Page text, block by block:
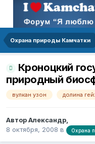
Охрана природы Камчатки
Кроноцкий
природный
вулкан узон долина
Автор Александр,
8 октября, 2008 в Охрана